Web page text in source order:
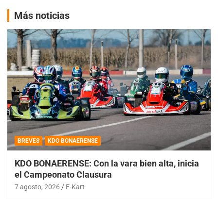
Más noticias
BREVES KDO BONAERENSE
KDO BONAERENSE: Con la vara bien alta, inicia
el Campeonato Clausura
7 agosto, 2026 E-Kart